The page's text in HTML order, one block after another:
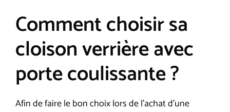
Comment choisir sa
cloison verrière avec
porte coulissante ?
Afin de faire le bon choix lors de l’achat d’une